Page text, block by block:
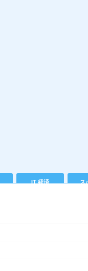
IT 経済 ス